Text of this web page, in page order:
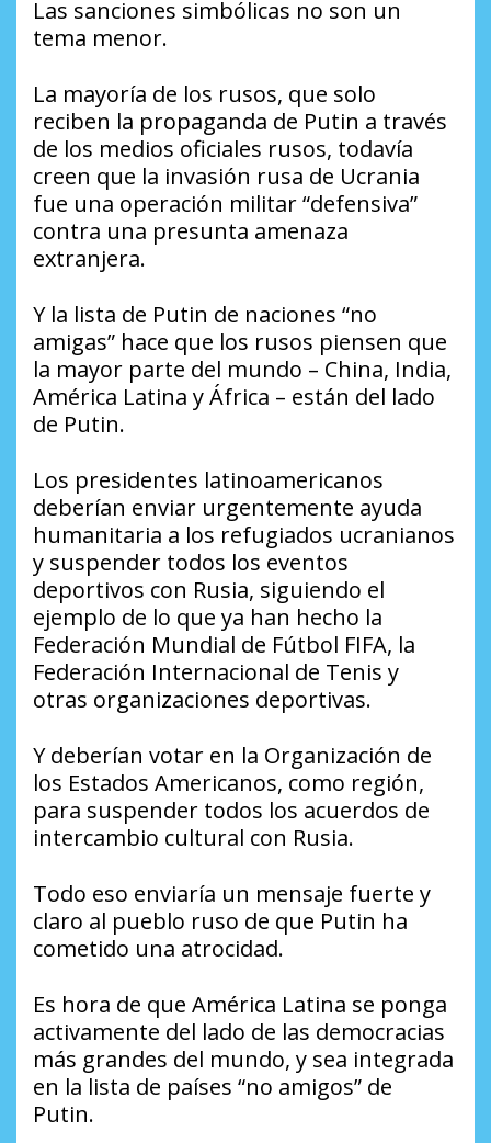
Las sanciones simbólicas no son un
tema menor.
La mayoría de los rusos, que solo
reciben la propaganda de Putin a través
de los medios oficiales rusos, todavía
creen que la invasión rusa de Ucrania
fue una operación militar “defensiva”
contra una presunta amenaza
extranjera.
Y la lista de Putin de naciones “no
amigas” hace que los rusos piensen que
la mayor parte del mundo – China, India,
América Latina y África – están del lado
de Putin.
Los presidentes latinoamericanos
deberían enviar urgentemente ayuda
humanitaria a los refugiados ucranianos
y suspender todos los eventos
deportivos con Rusia, siguiendo el
ejemplo de lo que ya han hecho la
Federación Mundial de Fútbol FIFA, la
Federación Internacional de Tenis y
otras organizaciones deportivas.
Y deberían votar en la Organización de
los Estados Americanos, como región,
para suspender todos los acuerdos de
intercambio cultural con Rusia.
Todo eso enviaría un mensaje fuerte y
claro al pueblo ruso de que Putin ha
cometido una atrocidad.
Es hora de que América Latina se ponga
activamente del lado de las democracias
más grandes del mundo, y sea integrada
en la lista de países “no amigos” de
Putin.